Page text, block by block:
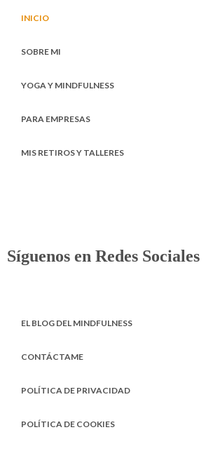
INICIO
SOBRE MI
YOGA Y MINDFULNESS
PARA EMPRESAS
MIS RETIROS Y TALLERES
Síguenos en Redes Sociales
EL BLOG DEL MINDFULNESS
CONTÁCTAME
POLÍTICA DE PRIVACIDAD
POLÍTICA DE COOKIES